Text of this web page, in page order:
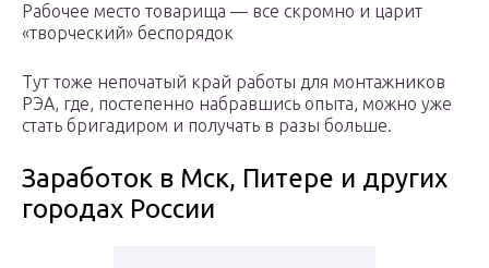
Рабочее место товарища — все скромно и царит
«творческий» беспорядок
Тут тоже непочатый край работы для монтажников
РЭА, где, постепенно набравшись опыта, можно уже
стать бригадиром и получать в разы больше.
Заработок в Мск, Питере и других
городах России